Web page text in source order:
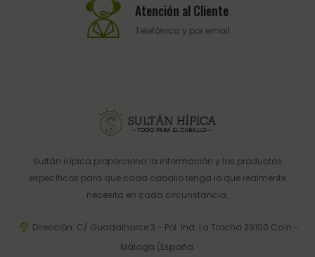
Atención al Cliente
Telefónica y por email
Sultán Hípica proporciona la información y los productos
específicos para que cada caballo tenga lo que realmente
necesita en cada circunstancia.
Dirección: C/ Guadalhorce 3 - Pol. Ind. La Trocha 29100 Coín -
Málaga (España.